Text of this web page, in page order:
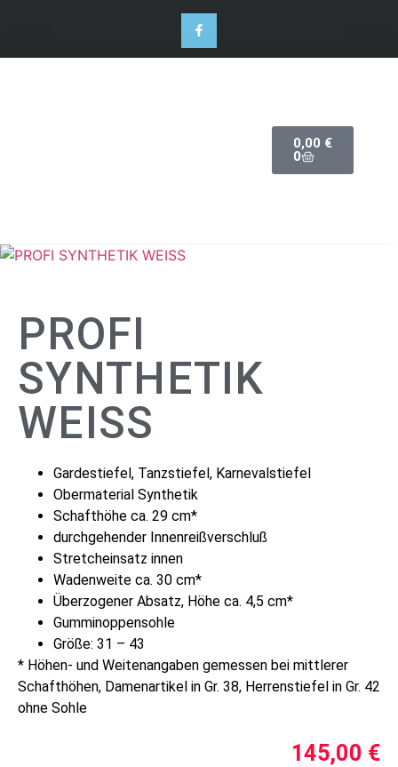
0,00 €
0
PROFI
SYNTHETIK
WEISS
Gardestiefel, Tanzstiefel, Karnevalstiefel
Obermaterial Synthetik
Schafthöhe ca. 29 cm*
durchgehender Innenreißverschluß
Stretcheinsatz innen
Wadenweite ca. 30 cm*
Überzogener Absatz, Höhe ca. 4,5 cm*
Gumminoppensohle
Größe: 31 – 43
* Höhen- und Weitenangaben gemessen bei mittlerer
Schafthöhen, Damenartikel in Gr. 38, Herrenstiefel in Gr. 42
ohne Sohle
145,00 €